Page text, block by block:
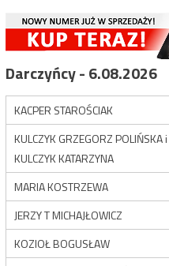
Darczyńcy - 6.08.2026
KACPER STAROŚCIAK
KULCZYK GRZEGORZ POLIŃSKA i
KULCZYK KATARZYNA
MARIA KOSTRZEWA
JERZY T MICHAJŁOWICZ
KOZIOŁ BOGUSŁAW